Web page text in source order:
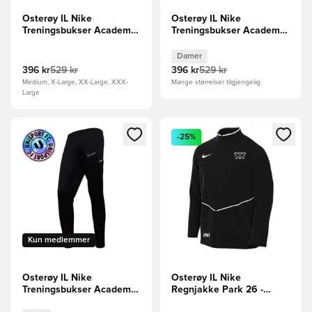
Osterøy IL Nike
Treningsbukser Academy
396 kr529 kr
Medium, X-Large, XX-Large, XXX-
Large
Osterøy IL Nike
Treningsbukser Academy
Damer
396 kr529 kr
Mange størrelser tilgjengelig
Åpner en Modal for å logge inn eller registrere deg som
Kun medlemmer
Osterøy IL Nike
Treningsbukser Academy
Åpner en Modal for å logge
-25%
Osterøy IL Nike
Regnjakke Park 26 -